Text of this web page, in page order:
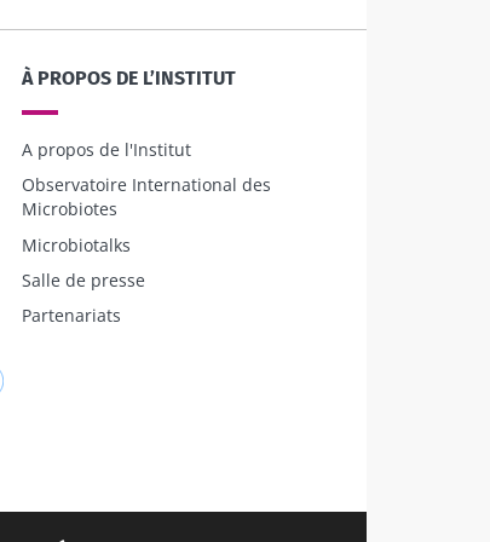
À PROPOS DE L’INSTITUT
A propos de l'Institut
Observatoire International des
Microbiotes
Microbiotalks
Salle de presse
Partenariats